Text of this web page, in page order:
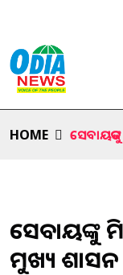
HOME
ମୁଖ୍ୟ